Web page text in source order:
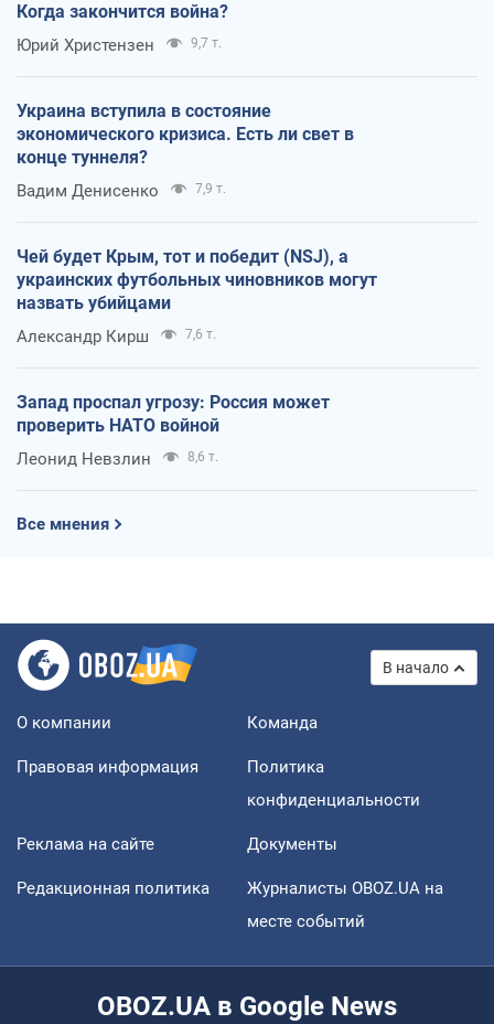
Когда закончится война?
Юрий Христензен 9,7 т.
Украина вступила в состояние
экономического кризиса. Есть ли свет в
конце туннеля?
Вадим Денисенко 7,9 т.
Чей будет Крым, тот и победит (NSJ), а
украинских футбольных чиновников могут
назвать убийцами
Александр Кирш 7,6 т.
Запад проспал угрозу: Россия может
проверить НАТО войной
Леонид Невзлин 8,6 т.
Все мнения
В начало
О компании Команда
Правовая информация
Политика
конфиденциальности
Реклама на сайте Документы
Редакционная политика
Журналисты OBOZ.UA на
месте событий
OBOZ.UA в Google News